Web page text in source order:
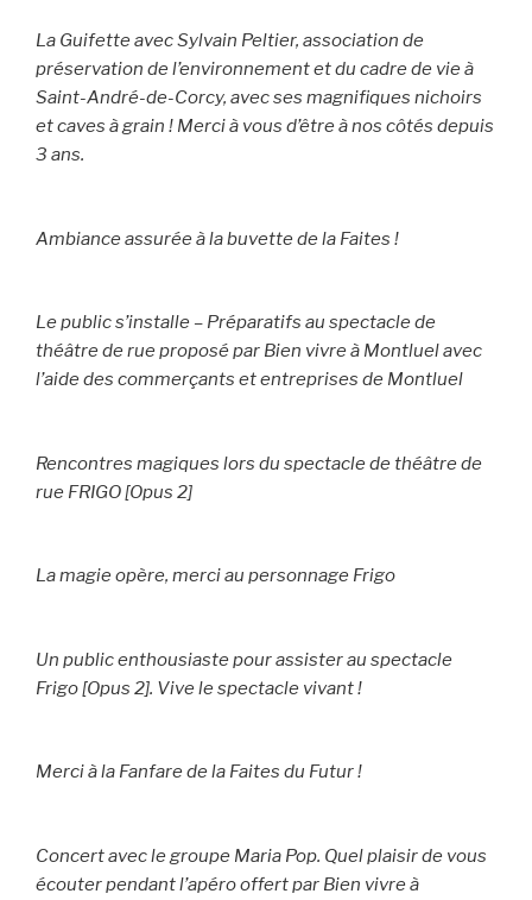
La Guifette avec Sylvain Peltier, association de
préservation de l’environnement et du cadre de vie à
Saint-André-de-Corcy, avec ses magnifiques nichoirs
et caves à grain ! Merci à vous d’être à nos côtés depuis
3 ans.
Ambiance assurée à la buvette de la Faites !
Le public s’installe – Préparatifs au spectacle de
théâtre de rue proposé par Bien vivre à Montluel avec
l’aide des commerçants et entreprises de Montluel
Rencontres magiques lors du spectacle de théâtre de
rue FRIGO [Opus 2]
La magie opère, merci au personnage Frigo
Un public enthousiaste pour assister au spectacle
Frigo [Opus 2]. Vive le spectacle vivant !
Merci à la Fanfare de la Faites du Futur !
Concert avec le groupe Maria Pop. Quel plaisir de vous
écouter pendant l’apéro offert par Bien vivre à